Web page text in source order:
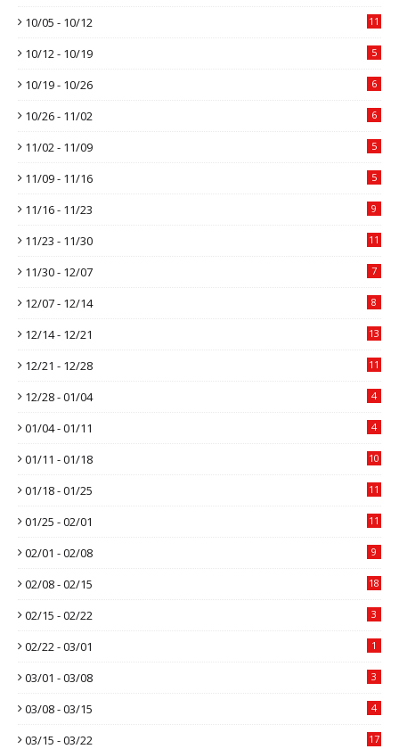
10/05 - 10/12 11
10/12 - 10/19 5
10/19 - 10/26 6
10/26 - 11/02 6
11/02 - 11/09 5
11/09 - 11/16 5
11/16 - 11/23 9
11/23 - 11/30 11
11/30 - 12/07 7
12/07 - 12/14 8
12/14 - 12/21 13
12/21 - 12/28 11
12/28 - 01/04 4
01/04 - 01/11 4
01/11 - 01/18 10
01/18 - 01/25 11
01/25 - 02/01 11
02/01 - 02/08 9
02/08 - 02/15 18
02/15 - 02/22 3
02/22 - 03/01 1
03/01 - 03/08 3
03/08 - 03/15 4
03/15 - 03/22 17